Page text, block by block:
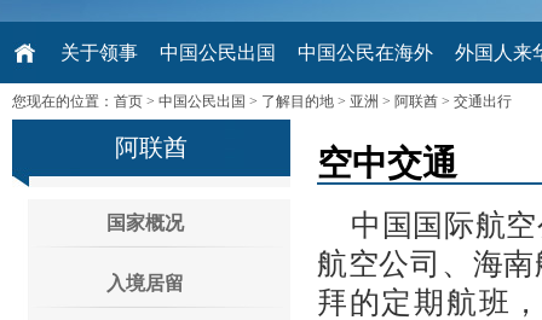
关于领事 中国公民出国 中国公民在海外 外国人来
您现在的位置： 首页 > 中国公民出国 > 了解目的地 > 亚洲 > 阿联酋 > 交通出行
阿联酋
国家概况
入境居留
空中交通
中国国际航
航空公司、海
拜的定期航班